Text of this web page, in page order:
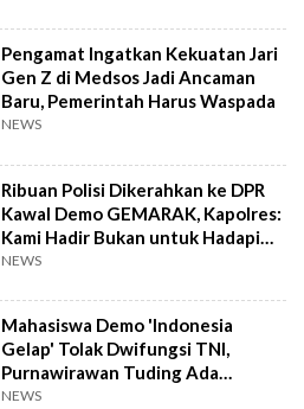
Pengamat Ingatkan Kekuatan Jari
Gen Z di Medsos Jadi Ancaman
Baru, Pemerintah Harus Waspada
NEWS
Ribuan Polisi Dikerahkan ke DPR
Kawal Demo GEMARAK, Kapolres:
Kami Hadir Bukan untuk Hadapi
Musuh!
NEWS
Mahasiswa Demo 'Indonesia
Gelap' Tolak Dwifungsi TNI,
Purnawirawan Tuding Ada
Pesanan
NEWS